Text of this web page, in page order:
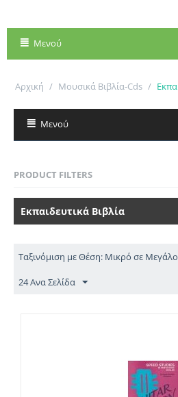
Μενού
Αρχική / Μουσικά Βιβλία-Cds /
Μενού
PRODUCT FILTERS
Εκπαιδευτικά Βιβλία
Ταξινόμιση με Θέση: Μικρό σε Μεγάλο
24 Ανα Σελίδα